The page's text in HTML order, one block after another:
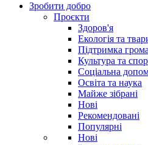
Зробити добро
Проєкти
Здоров'я
Екологія та
Підтримка
Культура та
Соціальна
Освіта та наука
Майже зібрані
Нові
Рекомендовані
Популярні
Нові